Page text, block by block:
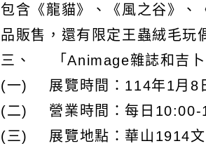
包含《龍貓》、《風之谷》、
品販售，還有限定王蟲絨毛玩
三、 「Animage雜誌和吉卜
(一) 展覽時間：114年1月8
(二) 營業時間：每日10:00-
(三) 展覽地點：華山1914文